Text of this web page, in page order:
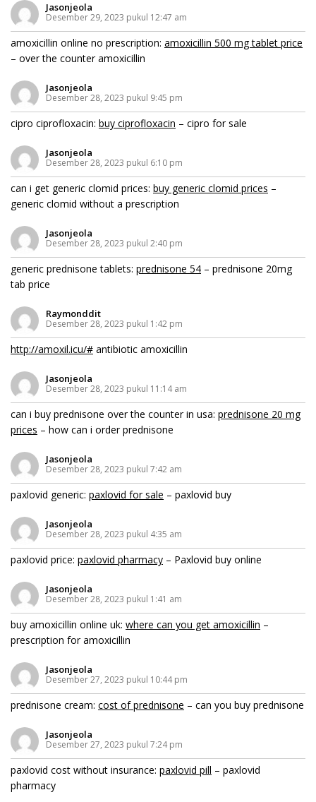
Jasonjeola
Desember 29, 2023 pukul 12:47 am
amoxicillin online no prescription: amoxicillin 500 mg tablet price
– over the counter amoxicillin
Jasonjeola
Desember 28, 2023 pukul 9:45 pm
cipro ciprofloxacin: buy ciprofloxacin – cipro for sale
Jasonjeola
Desember 28, 2023 pukul 6:10 pm
can i get generic clomid prices: buy generic clomid prices –
generic clomid without a prescription
Jasonjeola
Desember 28, 2023 pukul 2:40 pm
generic prednisone tablets: prednisone 54 – prednisone 20mg
tab price
Raymonddit
Desember 28, 2023 pukul 1:42 pm
http://amoxil.icu/# antibiotic amoxicillin
Jasonjeola
Desember 28, 2023 pukul 11:14 am
can i buy prednisone over the counter in usa: prednisone 20 mg
prices – how can i order prednisone
Jasonjeola
Desember 28, 2023 pukul 7:42 am
paxlovid generic: paxlovid for sale – paxlovid buy
Jasonjeola
Desember 28, 2023 pukul 4:35 am
paxlovid price: paxlovid pharmacy – Paxlovid buy online
Jasonjeola
Desember 28, 2023 pukul 1:41 am
buy amoxicillin online uk: where can you get amoxicillin –
prescription for amoxicillin
Jasonjeola
Desember 27, 2023 pukul 10:44 pm
prednisone cream: cost of prednisone – can you buy prednisone
Jasonjeola
Desember 27, 2023 pukul 7:24 pm
paxlovid cost without insurance: paxlovid pill – paxlovid
pharmacy